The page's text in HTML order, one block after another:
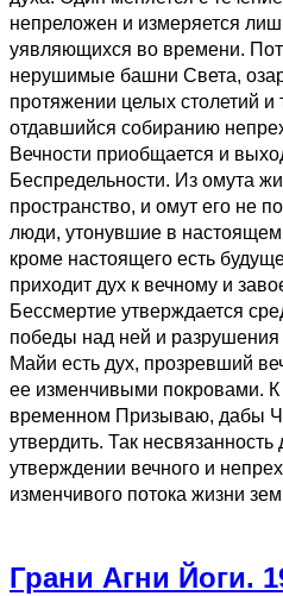
непреложен и измеряется
уявляющихся во времени.
нерушимые башни Света,
протяжении целых столетий и
отдавшийся собиранию
Вечности приобщается и
Беспредельности. Из омута
пространство, и омут его не
люди, утонувшие в
кроме настоящего есть
приходит дух к вечному и
Бессмертие утверждается
победы над ней и
Майи есть дух, прозревший
ее изменчивыми покровами.
временном Призываю, дабы
утвердить. Так несвязанность
утверждении вечного и
изменчивого потока жизни
Грани Агни Йоги.